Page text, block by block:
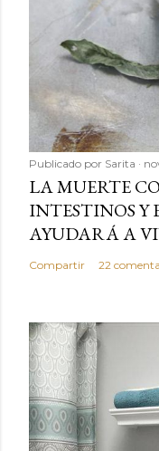
Publicado por Sarita
LA MUERTE
INTESTINOS Y
AYUDARÁ A
Compartir 22